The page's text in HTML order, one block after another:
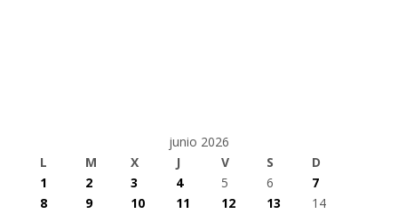
junio 2026
L
M X J V S
D
1
2 3 4 5 6
7
8
9 10 11 12 13
14